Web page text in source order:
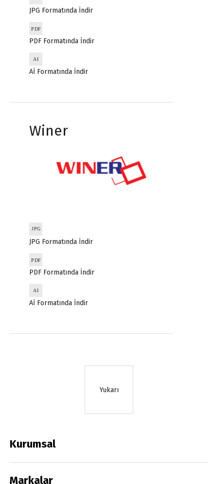
JPG Formatında İndir
PDF Formatında İndir
Aİ Formatında İndir
Winer
JPG Formatında İndir
PDF Formatında İndir
Aİ Formatında İndir
Yukarı
Kurumsal
Markalar